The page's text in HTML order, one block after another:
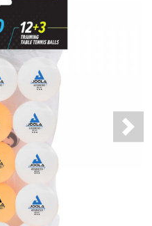
Next